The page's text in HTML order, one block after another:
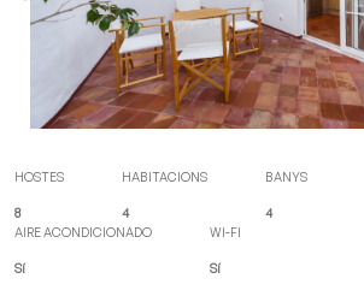
in online)
HOSTES
8
HABITACIONS
4
BANYS
4
AIRE ACONDICIONADO
Sí
WI-FI
Sí